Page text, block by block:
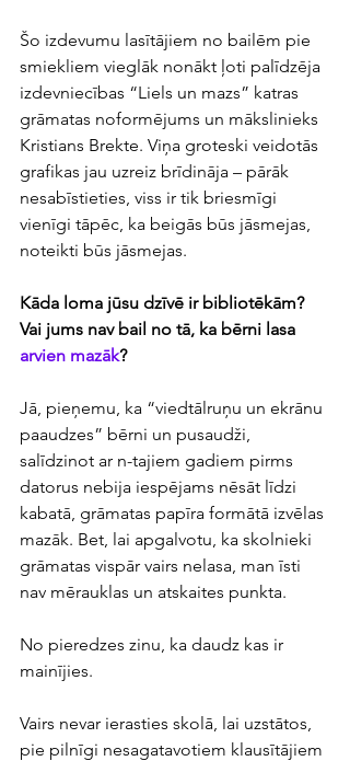
Šo izdevumu lasītājiem no bailēm pie
smiekliem vieglāk nonākt ļoti palīdzēja
izdevniecības “Liels un mazs” katras
grāmatas noformējums un mākslinieks
Kristians Brekte. Viņa groteski veidotās
grafikas jau uzreiz brīdināja – pārāk
nesabīstieties, viss ir tik briesmīgi
vienīgi tāpēc, ka beigās būs jāsmejas,
noteikti būs jāsmejas.
Kāda loma jūsu dzīvē ir bibliotēkām?
Vai jums nav bail no tā, ka bērni lasa
arvien mazāk?
Jā, pieņemu, ka “viedtālruņu un ekrānu
paaudzes” bērni un pusaudži,
salīdzinot ar n-tajiem gadiem pirms
datorus nebija iespējams nēsāt līdzi
kabatā, grāmatas papīra formātā izvēlas
mazāk. Bet, lai apgalvotu, ka skolnieki
grāmatas vispār vairs nelasa, man īsti
nav mērauklas un atskaites punkta.
No pieredzes zinu, ka daudz kas ir
mainījies.
Vairs nevar ierasties skolā, lai uzstātos,
pie pilnīgi nesagatavotiem klausītājiem